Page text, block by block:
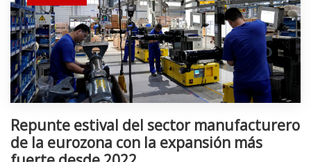
Repunte estival del sector manufacturero
de la eurozona con la expansión más